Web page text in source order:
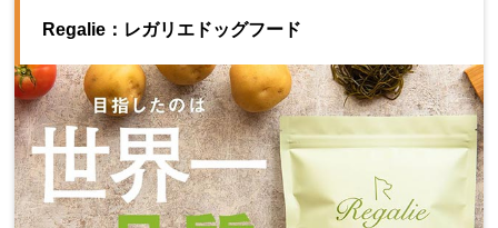
Regalie：レガリエドッグフード